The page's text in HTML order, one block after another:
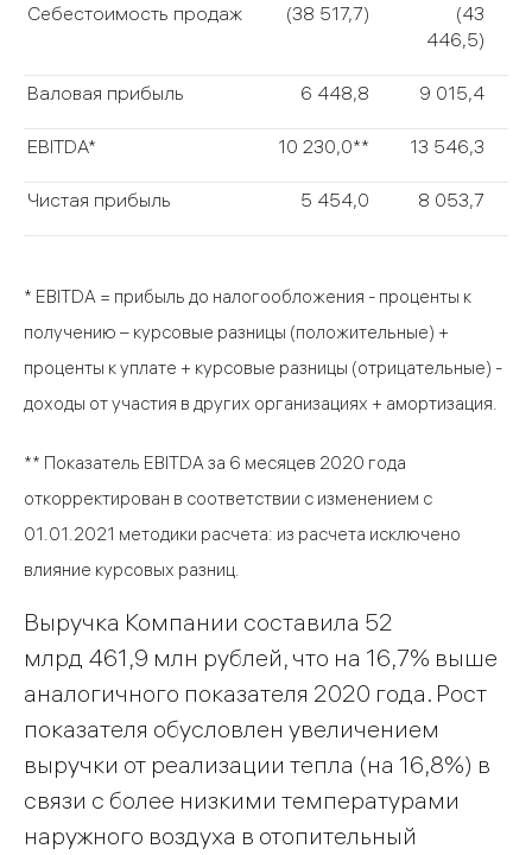
Себестоимость продаж (38 517,7)
(43
446,5)
Валовая прибыль 6 448,8 9 015,4
EBITDA* 10 230,0** 13 546,3
Чистая прибыль 5 454,0 8 053,7
* EBITDA = прибыль до налогообложения - проценты к
получению – курсовые разницы (положительные) +
проценты к уплате + курсовые разницы (отрицательные) -
доходы от участия в других организациях + амортизация.
** Показатель EBITDA за 6 месяцев 2020 года
откорректирован в соответствии с изменением с
01.01.2021 методики расчета: из расчета исключено
влияние курсовых разниц.
Выручка Компании составила 52
млрд 461,9 млн рублей, что на 16,7% выше
аналогичного показателя 2020 года. Рост
показателя обусловлен увеличением
выручки от реализации тепла (на 16,8%) в
связи с более низкими температурами
наружного воздуха в отопительный